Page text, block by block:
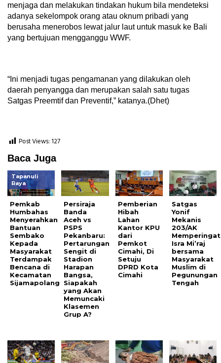
menjaga dan melakukan tindakan hukum bila mendeteksi
adanya sekelompok orang atau oknum pribadi yang
berusaha menerobos lewat jalur laut untuk masuk ke Bali
yang bertujuan mengganggu WWF.
“Ini menjadi tugas pengamanan yang dilakukan oleh
daerah penyangga dan merupakan salah satu tugas
Satgas Preemtif dan Preventif,” katanya.(Dhet)
Post Views: 127
Baca Juga
Tapanuli
Raya
Pemkab
Humbahas
Menyerahkan
Bantuan
Sembako
Kepada
Masyarakat
Terdampak
Bencana di
Kecamatan
Sijamapolang
Persiraja
Banda
Aceh vs
PSPS
Pekanbaru:
Pertarungan
Sengit di
Stadion
Harapan
Bangsa,
Siapakah
yang Akan
Memuncaki
Klasemen
Grup A?
Pemberian
Hibah
Lahan
Kantor KPU
dari
Pemkot
Cimahi, Di
Setuju
DPRD Kota
Cimahi
Satgas
Yonif
Mekanis
203/AK
Isra Mi’raj
bersama
Masyarakat
Muslim di
Pegunungan
Tengah